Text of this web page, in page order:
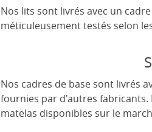
Nos lits sont livrés avec un
méticuleusement testés selon
Nos cadres de base sont livrés
fournies par d'autres fabricants.
matelas disponibles sur le